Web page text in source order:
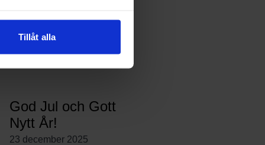
Tillåt alla
ut!
God Jul och Gott
Nytt År!
23 december 2025